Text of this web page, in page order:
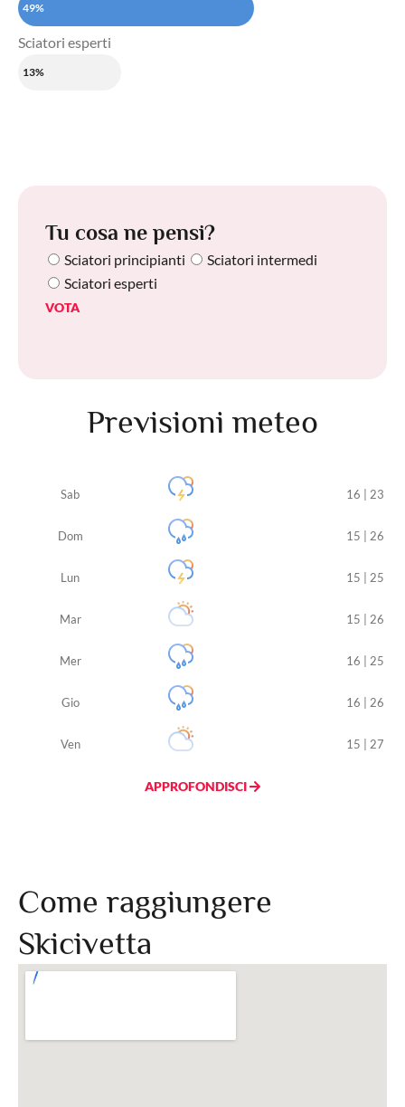
49%
Sciatori esperti
13%
Tu cosa ne pensi?
Sciatori principianti
Sciatori intermedi
Sciatori esperti
VOTA
Previsioni meteo
Sab 16 | 23
Dom 15 | 26
Lun 15 | 25
Mar 15 | 26
Mer 16 | 25
Gio 16 | 26
Ven 15 | 27
APPROFONDISCI
Come raggiungere
Skicivetta